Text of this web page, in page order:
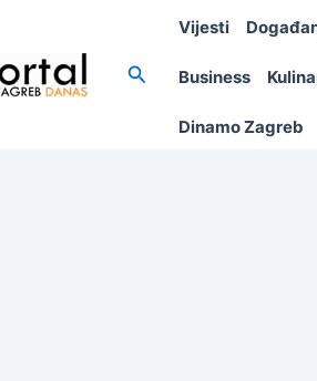
Search
Vijesti
Business
Dinamo Zagreb